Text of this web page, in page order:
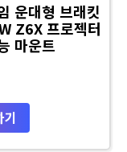
운대형 브래킷
Z6X 프로젝터
마운트